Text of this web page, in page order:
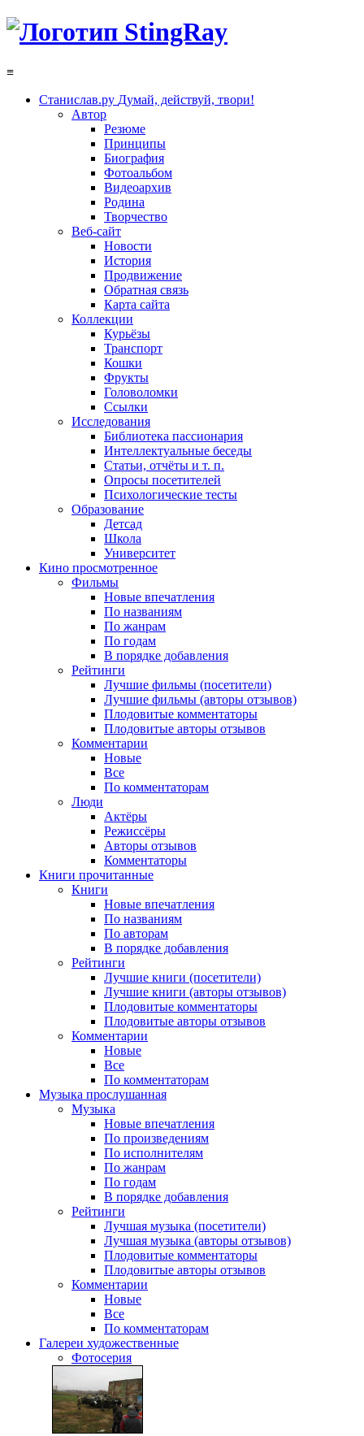
≡
Станислав.ру Думай, действуй, твори!
Автор
Резюме
Принципы
Биография
Фотоальбом
Видеоархив
Родина
Творчество
Веб-сайт
Новости
История
Продвижение
Обратная связь
Карта сайта
Коллекции
Курьёзы
Транспорт
Кошки
Фрукты
Головоломки
Ссылки
Исследования
Библиотека пассионария
Интеллектуальные беседы
Статьи, отчёты и т. п.
Опросы посетителей
Психологические тесты
Образование
Детсад
Школа
Университет
Кино просмотренное
Фильмы
Новые впечатления
По названиям
По жанрам
По годам
В порядке добавления
Рейтинги
Лучшие фильмы (посетители)
Лучшие фильмы (авторы отзывов)
Плодовитые комментаторы
Плодовитые авторы отзывов
Комментарии
Новые
Все
По комментаторам
Люди
Актёры
Режиссёры
Авторы отзывов
Комментаторы
Книги прочитанные
Книги
Новые впечатления
По названиям
По авторам
В порядке добавления
Рейтинги
Лучшие книги (посетители)
Лучшие книги (авторы отзывов)
Плодовитые комментаторы
Плодовитые авторы отзывов
Комментарии
Новые
Все
По комментаторам
Музыка прослушанная
Музыка
Новые впечатления
По произведениям
По исполнителям
По жанрам
По годам
В порядке добавления
Рейтинги
Лучшая музыка (посетители)
Лучшая музыка (авторы отзывов)
Плодовитые комментаторы
Плодовитые авторы отзывов
Комментарии
Новые
Все
По комментаторам
Галереи художественные
Фотосерия